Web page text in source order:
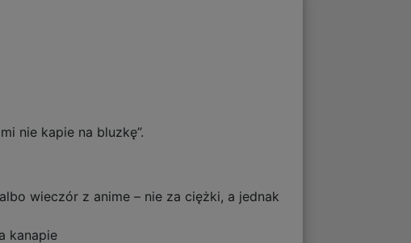
nie kapie na bluzkę”.
wieczór z anime – nie za ciężki, a jednak
kanapie